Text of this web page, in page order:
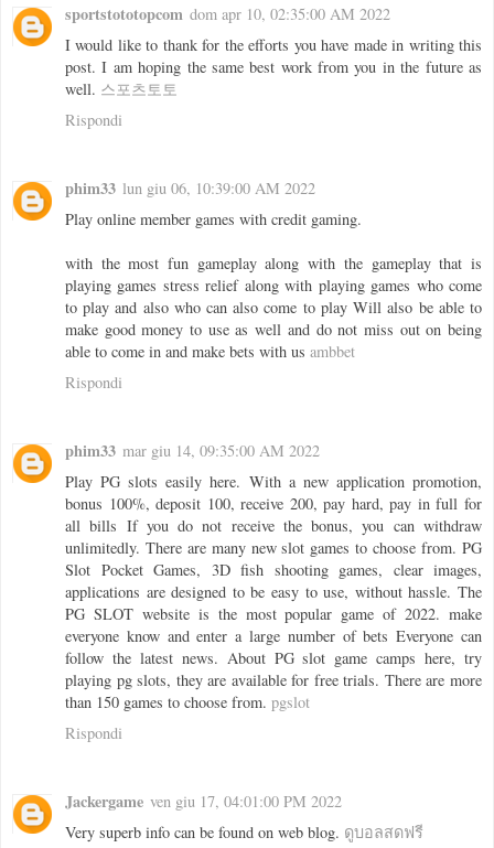
sportstototopcom dom apr 10, 02:35:00 AM 2022
I would like to thank for the efforts you have made in writing this
post. I am hoping the same best work from you in the future as
well. 스포츠토토
Rispondi
phim33 lun giu 06, 10:39:00 AM 2022
Play online member games with credit gaming.
with the most fun gameplay along with the gameplay that is
playing games stress relief along with playing games who come
to play and also who can also come to play Will also be able to
make good money to use as well and do not miss out on being
able to come in and make bets with us ambbet
Rispondi
phim33 mar giu 14, 09:35:00 AM 2022
Play PG slots easily here. With a new application promotion,
bonus 100%, deposit 100, receive 200, pay hard, pay in full for
all bills If you do not receive the bonus, you can withdraw
unlimitedly. There are many new slot games to choose from. PG
Slot Pocket Games, 3D fish shooting games, clear images,
applications are designed to be easy to use, without hassle. The
PG SLOT website is the most popular game of 2022. make
everyone know and enter a large number of bets Everyone can
follow the latest news. About PG slot game camps here, try
playing pg slots, they are available for free trials. There are more
than 150 games to choose from. pgslot
Rispondi
Jackergame ven giu 17, 04:01:00 PM 2022
Very superb info can be found on web blog. ดูบอลสดฟรี